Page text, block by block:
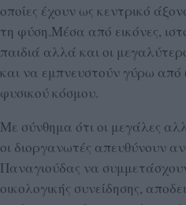
οποίες έχουν ως κεντρικό
τη φύση.Μέσα από εικόνες,
παιδιά αλλά και οι
και να εμπνευστούν γύρω
φυσικού κόσμου.
Με σύνθημα ότι οι μεγάλες
οι διοργανωτές απευθύνουν
Παναγιούδας να
οικολογικής συνείδησης,